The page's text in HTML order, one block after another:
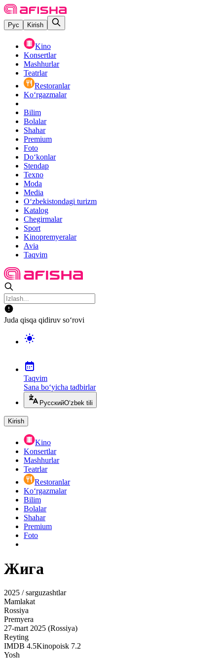
Рус Kirish
Kino
Konsertlar
Mashhurlar
Teatrlar
Restoranlar
Ko‘rgazmalar
Bilim
Bolalar
Shahar
Premium
Foto
Do‘konlar
Stendap
Texno
Moda
Media
O‘zbekistondagi turizm
Katalog
Chegirmalar
Sport
Kinopremyeralar
Avia
Taqvim
Juda qisqa qidiruv so‘rovi
Taqvim
Sana bo‘yicha tadbirlar
РусскийO‘zbek tili
Kirish
Kino
Konsertlar
Mashhurlar
Teatrlar
Restoranlar
Ko‘rgazmalar
Bilim
Bolalar
Shahar
Premium
Foto
Жига
2025 / sarguzashtlar
Mamlakat
Rossiya
Premyera
27-mart 2025 (Rossiya)
Reyting
IMDB 4.5Kinopoisk 7.2
Yosh